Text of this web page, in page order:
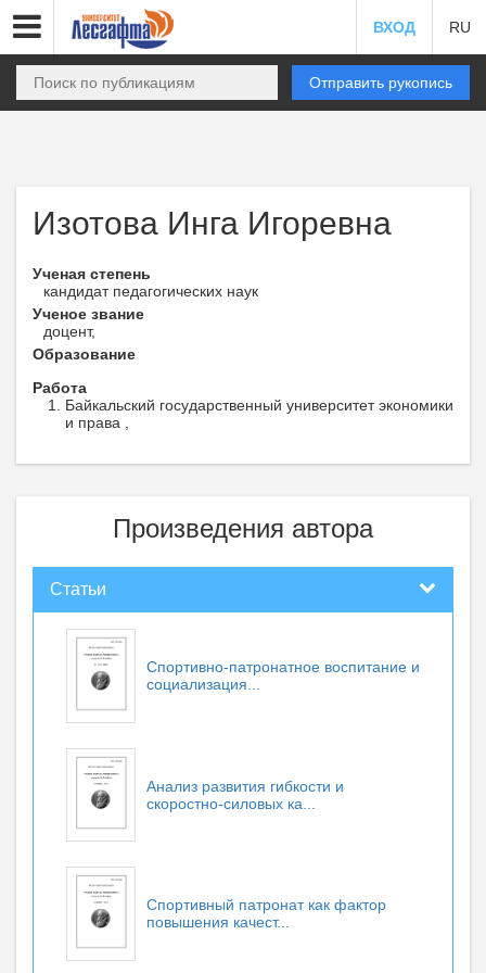
ВХОД RU
Отправить рукопись
Изотова Инга Игоревна
Ученая степень
кандидат педагогических наук
Ученое звание
доцент,
Образование
Работа
Байкальский государственный университет экономики
и права ,
Произведения автора
Статьи
Спортивно-патронатное воспитание и
социализация...
Анализ развития гибкости и
скоростно-силовых ка...
Спортивный патронат как фактор
повышения качест...